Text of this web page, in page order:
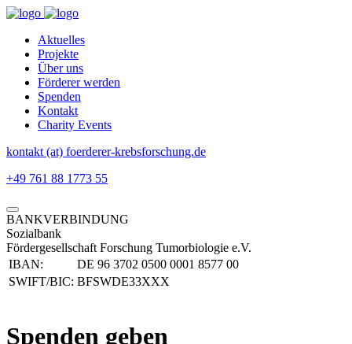
Aktuelles
Projekte
Über uns
Förderer werden
Spenden
Kontakt
Charity Events
kontakt (at) foerderer-krebsforschung.de
+49 761 88 1773 55
BANKVERBINDUNG
Sozialbank
Fördergesellschaft Forschung Tumorbiologie e.V.
IBAN:
DE 96 3702 0500 0001 8577 00
SWIFT/BIC: BFSWDE33XXX
Spenden geben